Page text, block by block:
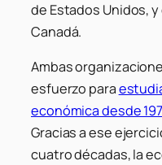
de Estados Unidos,
Canadá.
Ambas
esfuerzo para
económica desde
Gracias a ese
cuatro décadas, la